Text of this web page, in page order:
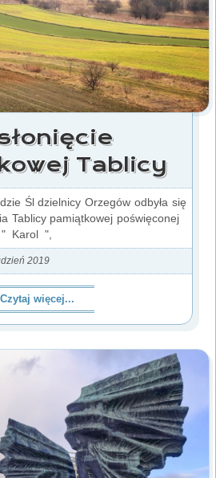
Tablicy
Śl dzielnicy Orzegów odbyła się
Tablicy pamiątkowej poświęconej
" Karol ",
2019
Czytaj więcej...